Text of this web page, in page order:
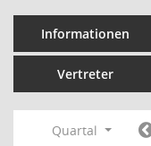
Informationen
Vertreter
Quartal